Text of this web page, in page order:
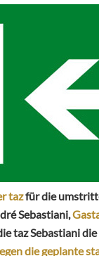
tazfür die
Sebastiani,
taz Sebastiani
die geplante